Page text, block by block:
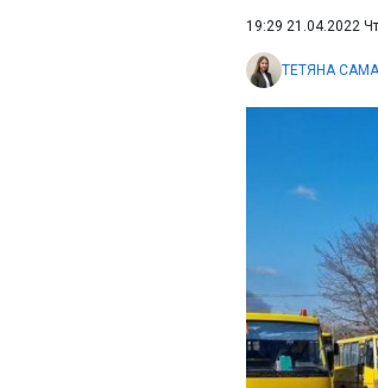
19:29 21.04.2022 Чт
ТЕТЯНА